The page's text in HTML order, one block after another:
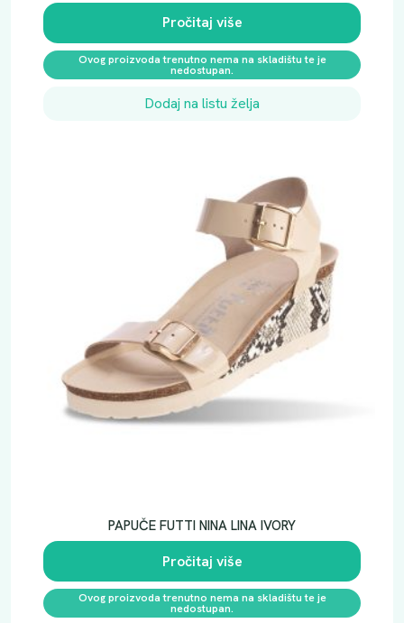
Pročitaj više
Ovog proizvoda trenutno nema na skladištu te je
nedostupan.
Dodaj na listu želja
PAPUČE FUTTI NINA LINA IVORY
Pročitaj više
Ovog proizvoda trenutno nema na skladištu te je
nedostupan.